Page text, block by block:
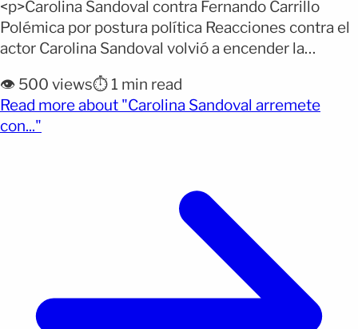
<p>Carolina Sandoval contra Fernando Carrillo
Polémica por postura política Reacciones contra el
actor Carolina Sandoval volvió a encender la
criticar duramente al actor venezolano Fernando
Carrillo, a quien acusó de haber perdido credibilidad
y haber “enterrado” su propia carrera por su
👁️ 500 views⏱️ 1 min read
Read more about "Carolina Sandoval arremete
con..."